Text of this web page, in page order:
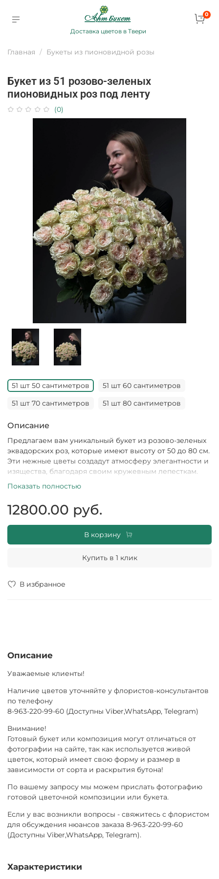
Доставка цветов в Твери
0
Главная Букеты из пионовидной розы
Букет из 51 розово-зеленых
пионовидных роз под ленту
(0)
В избранное
51 шт 50 сантиметров 51 шт 60 сантиметров
51 шт 70 сантиметров 51 шт 80 сантиметров
Описание
Предлагаем вам уникальный букет из розово-зеленых
эквадорских роз, которые имеют высоту от 50 до 80 см.
Эти нежные цветы создадут атмосферу элегантности и
изящества, благодаря своим кружевным лепесткам.
Каждый цветок происходит из эквадорских плантаций,
природе. Букет будет прекрасным символом вашей
заботы и принесет радость в сердце получателя!
Показать полностью
12800.00 руб.
В корзину
Купить в 1 клик
Описание
Уважаемые клиенты!
Наличие цветов уточняйте у флористов-консультантов
по телефону
8-963-220-99-60 (Доступны Viber,WhatsApp, Telegram)
Внимание!
Готовый букет или композиция могут отличаться от
фотографии на сайте, так как используется живой
цветок, который имеет свою форму и размер в
зависимости от сорта и раскрытия бутона!
По вашему запросу мы можем прислать фотографию
готовой цветочной композиции или букета.
Если у вас возникли вопросы - свяжитесь с флористом
для обсуждения нюансов заказа 8-963-220-99-60
(Доступны Viber,WhatsApp, Telegram).
Характеристики